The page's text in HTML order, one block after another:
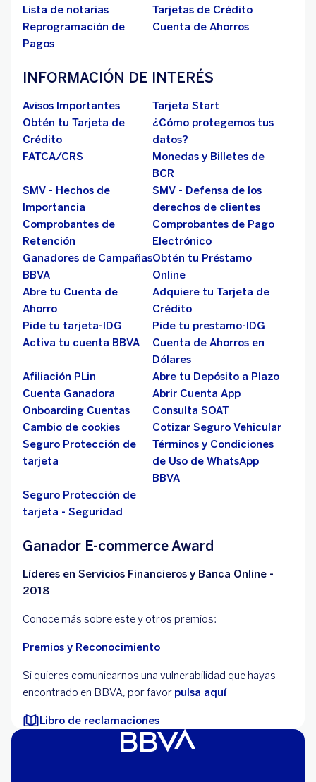
Lista de notarias
Tarjetas de Crédito
Reprogramación de
Pagos
Cuenta de Ahorros
INFORMACIÓN DE INTERÉS
Avisos Importantes
Tarjeta Start
Obtén tu Tarjeta de
Crédito
¿Cómo protegemos tus
datos?
FATCA/CRS
Monedas y Billetes de
BCR
SMV - Hechos de
Importancia
SMV - Defensa de los
derechos de clientes
Comprobantes de
Retención
Comprobantes de Pago
Electrónico
Ganadores de Campañas
BBVA
Obtén tu Préstamo
Online
Abre tu Cuenta de
Ahorro
Adquiere tu Tarjeta de
Crédito
Pide tu tarjeta-IDG
Pide tu prestamo-IDG
Activa tu cuenta BBVA
Cuenta de Ahorros en
Dólares
Afiliación PLin
Abre tu Depósito a Plazo
Cuenta Ganadora
Abrir Cuenta App
Onboarding Cuentas
Consulta SOAT
Cambio de cookies
Cotizar Seguro Vehicular
Seguro Protección de
tarjeta
Términos y Condiciones
de Uso de WhatsApp
BBVA
Seguro Protección de
tarjeta - Seguridad
Ganador E-commerce Award
Líderes en Servicios Financieros y Banca Online -
2018
Conoce más sobre este y otros premios:
Premios y Reconocimiento
Si quieres comunicarnos una vulnerabilidad que hayas
encontrado en BBVA, por favor pulsa aquí
Libro de reclamaciones